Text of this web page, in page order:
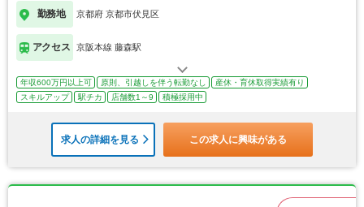
勤務地 京都府 京都市伏見区
アクセス 京阪本線 藤森駅
年収600万円以上可 原則、引越しを伴う転勤なし
産休・育休取得実績有り
スキルアップ
駅チカ 店舗数1～9 積極採用中
求人の詳細を見る この求人に興味がある